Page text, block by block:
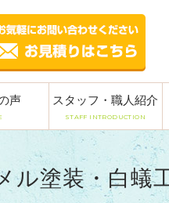
声 スタッフ・職人紹介
STAFF INTRODUCTION
ル塗装・白蟻